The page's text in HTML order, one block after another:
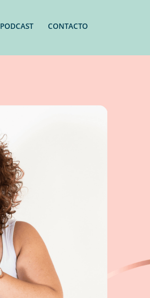
PODCAST CONTACTO